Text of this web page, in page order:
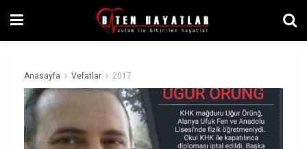
Anasayfa Vefatlar 2017